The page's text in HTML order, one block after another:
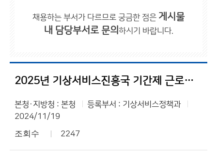
채용하는 부서가 다르므로 궁금한 점은 게시물
내 담당부서로 문의 하시기 바랍니다.
2025년 기상서비스진흥국 기간제 근로자 채용 공고문
본청·지방청 : 본청
등록부서 : 기상서비스정책과
2024/11/19
조회수 2247